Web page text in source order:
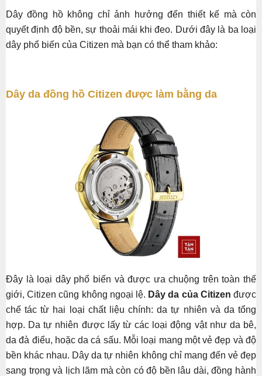
Dây đồng hồ không chỉ ảnh hưởng đến thiết kế mà còn
quyết định độ bền, sự thoải mái khi đeo. Dưới đây là ba loại
dây phổ biến của Citizen mà bạn có thể tham khảo:
Dây da đồng hồ Citizen được làm bằng da
Đây là loại dây phổ biến và được ưa chuộng trên toàn thế
giới, Citizen cũng không ngoại lệ. Dây da của Citizen được
chế tác từ hai loại chất liệu chính: da tự nhiên và da tổng
hợp. Da tự nhiên được lấy từ các loại động vật như da bê,
da đà điểu, hoặc da cá sấu. Mỗi loại mang một vẻ đẹp và độ
bền khác nhau. Dây da tự nhiên không chỉ mang đến vẻ đẹp
sang trọng và lịch lãm mà còn có độ bền lâu dài, đồng hành